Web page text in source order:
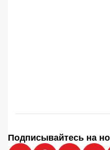
Подписывайтесь на